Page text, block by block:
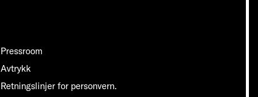
Pressroom
Avtrykk
Retningslinjer for personvern.